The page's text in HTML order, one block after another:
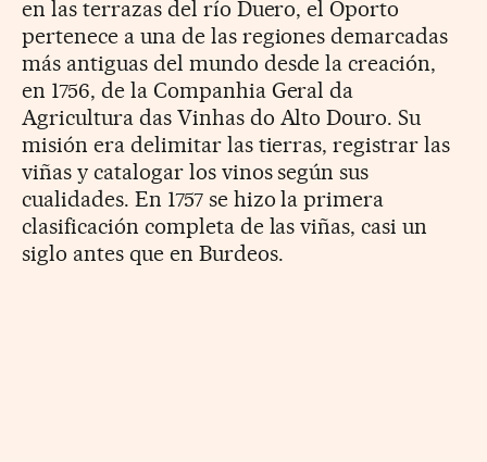
en las terrazas del río Duero, el Oporto
pertenece a una de las regiones demarcadas
más antiguas del mundo desde la creación,
en 1756, de la Companhia Geral da
Agricultura das Vinhas do Alto Douro. Su
misión era delimitar las tierras, registrar las
viñas y catalogar los vinos según sus
cualidades. En 1757 se hizo la primera
clasificación completa de las viñas, casi un
siglo antes que en Burdeos.